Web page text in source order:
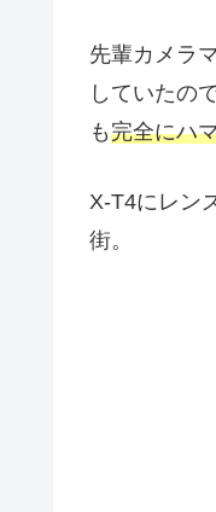
先輩カメラ
していたの
も完全にハ
X-T4にレン
街。